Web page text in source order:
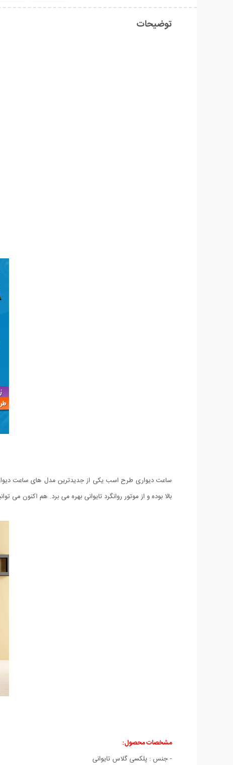
توضیحات
ساعت دیواری طرح اسب یکی از جدیدترین مدل های ساعت
بالا بوده و از موتور روانگرد تایوانی بهره می برد. هم اکنون می توانید ساعت دیواری طرح اسب را که با 3 سال گارانتی
مشخصات محصول:
- جنس : پلکسی گلاس تایوانی